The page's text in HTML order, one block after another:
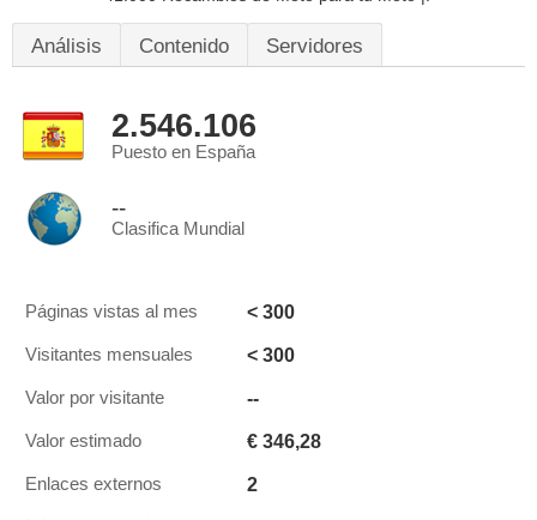
Análisis Contenido Servidores
2.546.106
Puesto en España
--
Clasifica Mundial
Páginas vistas al mes < 300
Visitantes mensuales < 300
Valor por visitante --
Valor estimado € 346,28
Enlaces externos 2